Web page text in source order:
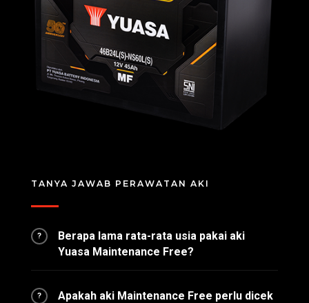
TANYA JAWAB PERAWATAN AKI
?
Berapa lama rata-rata usia pakai aki
Yuasa Maintenance Free?
?
Apakah aki Maintenance Free perlu dicek